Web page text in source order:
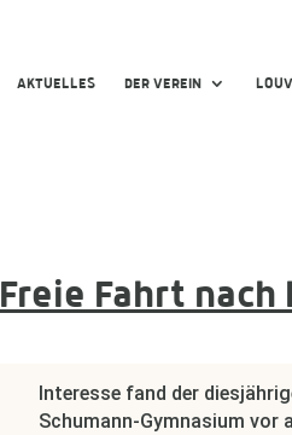
AKTUELLES DER VEREIN
Freie Fahrt nach
Interesse fand der
Schumann-Gymnasium vor